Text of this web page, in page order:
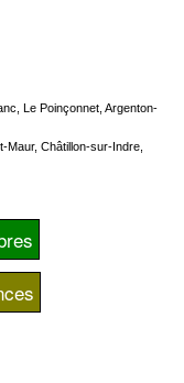
Le Poinçonnet, Argenton-
Châtillon-sur-Indre,